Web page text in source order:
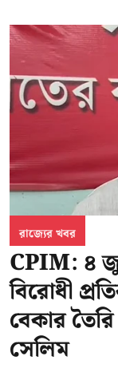
রাজ্যের খবর
CPIM: ৪
বিরোধী
বেকার
সেলিম